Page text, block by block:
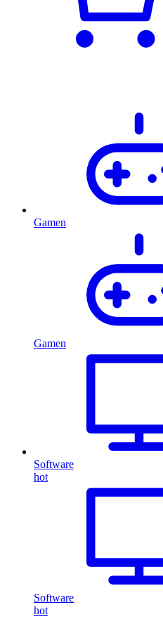
Gamen
Gamen
Software
hot
Software
hot